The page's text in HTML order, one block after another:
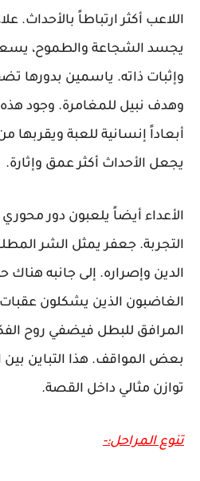
اللاعب أكثر ارتباطاً بالأحداث.
يجسد الشجاعة والطموح، يسعى
وإثبات ذاته. ياسمين بدورها
وهدف نبيل للمغامرة. وجود
أبعاداً إنسانية للعبة ويقربها
يجعل الأحداث أكثر عمق وإثارة.
الأعداء أيضاً يلعبون دور
التجربة. جعفر يمثل الشر
الدين وإصراره. إلى جانبه هناك
الغاضبون الذين يشكلون عقبات
المرافق للبطل فيضفي روح
بعض المواقف. هذا التباين بين
توازن مثالي داخل القصة.
تنوع المراحل:-